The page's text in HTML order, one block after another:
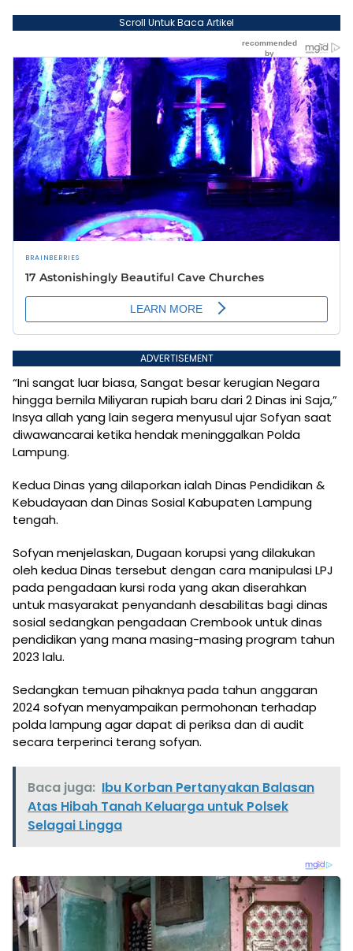
Scroll Untuk Baca Artikel
ADVERTISEMENT
“Ini sangat luar biasa, Sangat besar kerugian Negara
hingga bernila Miliyaran rupiah baru dari 2 Dinas ini Saja,”
Insya allah yang lain segera menyusul ujar Sofyan saat
diwawancarai ketika hendak meninggalkan Polda
Lampung.
Kedua Dinas yang dilaporkan ialah Dinas Pendidikan &
Kebudayaan dan Dinas Sosial Kabupaten Lampung
tengah.
Sofyan menjelaskan, Dugaan korupsi yang dilakukan
oleh kedua Dinas tersebut dengan cara manipulasi LPJ
pada pengadaan kursi roda yang akan diserahkan
untuk masyarakat penyandanh desabilitas bagi dinas
sosial sedangkan pengadaan Crembook untuk dinas
pendidikan yang mana masing-masing program tahun
2023 lalu.
Sedangkan temuan pihaknya pada tahun anggaran
2024 sofyan menyampaikan permohonan terhadap
polda lampung agar dapat di periksa dan di audit
secara terperinci terang sofyan.
Baca juga: Ibu Korban Pertanyakan Balasan
Atas Hibah Tanah Keluarga untuk Polsek
Selagai Lingga